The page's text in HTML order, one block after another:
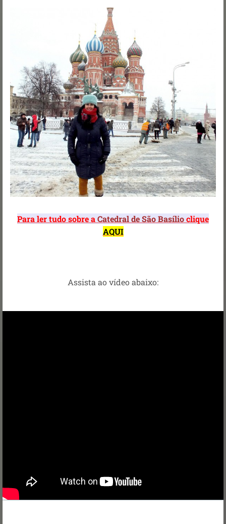
Para ler tudo sobre aCatedral de São Basílioclique
AQUI
Assista ao vídeo abaixo: